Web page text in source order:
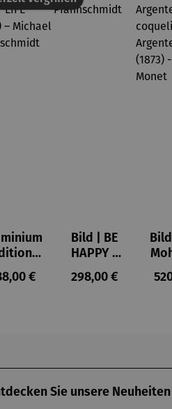
|
OF
LIFE
Preis:
€
Bild | BE
HAPPY –
Michael
Pfannsch
Regulärer Preis:
298,00 €
Sie unsere Neuheiten